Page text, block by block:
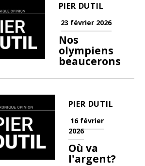
PIER DUTIL
23 février 2026
Nos
olympiens
beaucerons
PIER DUTIL
16 février
2026
Où va
l'argent?